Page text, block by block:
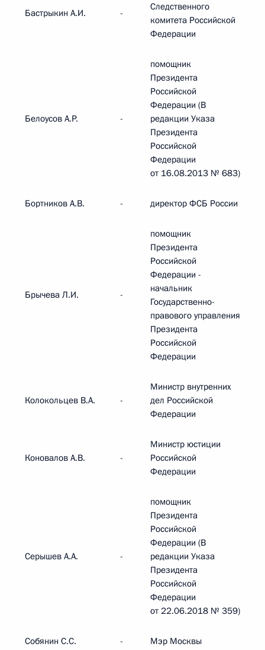
Бастрыкин А.И. -
Следственного
комитета Российской
Федерации
Белоусов А.Р. -
помощник
Президента
Российской
Федерации (В
редакции Указа
Президента
Российской
Федерации
от 16.08.2013 № 683)
Бортников А.В. - директор ФСБ России
Брычева Л.И. -
помощник
Президента
Российской
Федерации -
начальник
Государственно-
правового управления
Президента
Российской
Федерации
Колокольцев В.А. -
Министр внутренних
дел Российской
Федерации
Коновалов А.В. -
Министр юстиции
Российской
Федерации
Серышев А.А. -
помощник
Президента
Российской
Федерации (В
редакции Указа
Президента
Российской
Федерации
от 22.06.2018 № 359)
Собянин С.С. - Мэр Москвы